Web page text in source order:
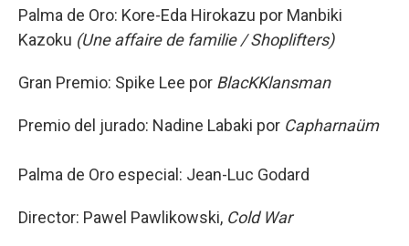
Palma de Oro: Kore-Eda Hirokazu por Manbiki
Kazoku (Une affaire de familie / Shoplifters)
Gran Premio: Spike Lee por BlacKKlansman
Premio del jurado: Nadine Labaki por Capharnaüm
Palma de Oro especial: Jean-Luc Godard
Director: Pawel Pawlikowski, Cold War